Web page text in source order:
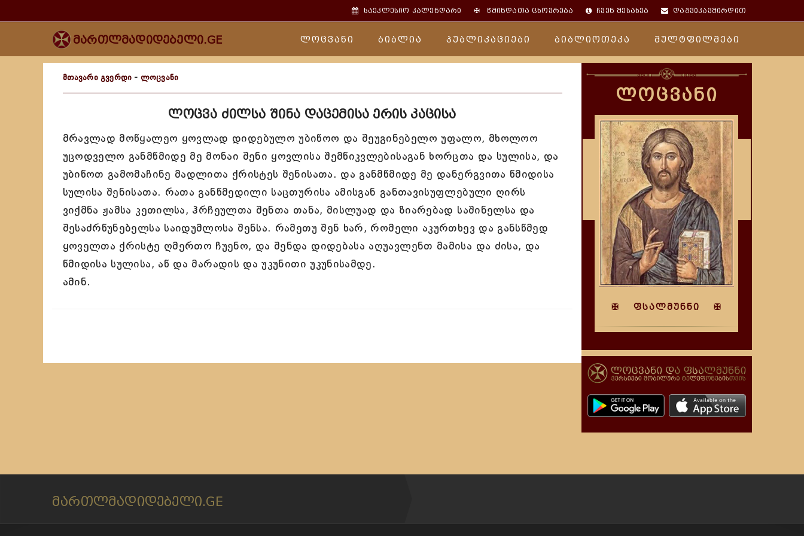
საეკლესიო კალენდარი ✠წმინდათა ცხოვრება ჩვენ შესახებ დაგვიკავშირდით
მართლმადიდებელი.GE ლოცვანი ბიბლია პუბლიკაციები ბიბლიოთეკა მულტფილმები
მთავარი გვერდი - ლოცვანი
ლოცვა ძილსა შინა დაცემისა ერის კაცისა
მრავლად მოწყალეო ყოვლად დიდებულო უბიწოო და შეუგინებელო უფალო, მხოლოო
უცოდველო განმწმიდე მე მონაი შენი ყოვლისა შემწიკვლებისაგან ხორცთა და სულისა, და
უბიწოთ გამომაჩინე მადლითა ქრისტეს შენისათა. და განმწმიდე მე დანერგვითა წმიდისა
სულისა შენისათა. რათა განწმედილი საცთურისა ამისგან განთავისუფლებული ღირს
ვიქმნა ჟამსა კეთილსა, ჰრჩეულთა შენთა თანა, მისლუად და ზიარებად საშინელსა და
შესაძრწუნებელსა საიდუმლოსა შენსა. რამეთუ შენ ხარ, რომელი აკურთხევ და განსწმედ
ყოველთა ქრისტე ღმერთო ჩუენო, და შენდა დიდებასა აღუავლენთ მამისა და ძისა, და
წმიდისა სულისა, აწ და მარადის და უკუნითი უკუნისამდე.
ამინ.
ლოცვანი
✠ ფსალმუნნი ✠
მართლმადიდებელი.GE